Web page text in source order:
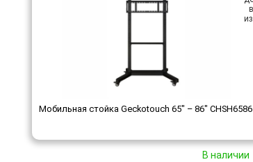
Мобильная стойка Geckotouch 65" – 86" ​​​​​​​CHSH6586
В наличии